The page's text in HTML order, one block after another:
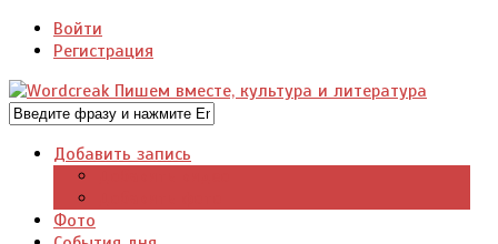
Войти
Регистрация
Добавить запись
Фото